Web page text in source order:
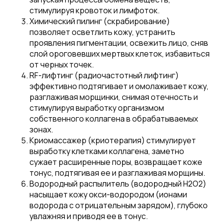
стимулируя кровоток и лимфоток.
Химический пилинг (скрабирование)
позволяет осветлить кожу, устранить
проявления пигментации, освежить лицо, сняв
слой ороговевших мертвых клеток, избавиться
от черных точек.
RF-лифтинг (радиочастотный лифтинг)
эффективно подтягивает и омолаживает кожу,
разглаживая морщинки, снимая отечность и
стимулируя выработку организмом
собственного коллагена в обрабатываемых
зонах.
Криомассажер (криотерапия) стимулирует
выработку клетками коллагена, заметно
сужает расширенные поры, возвращает коже
тонус, подтягивая ее и разглаживая морщины.
Водородный распылитель (водородный H2O2)
насыщает кожу окси-водородом (ионами
водорода с отрицательным зарядом), глубоко
увлажняя и приводя ее в тонус.